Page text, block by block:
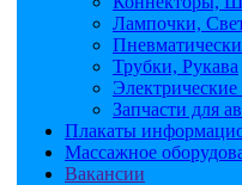
Лампочки,
Трубки, Рукава
Запчасти для
Плакаты
Массажное
Вакансии